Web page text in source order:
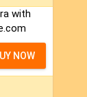
with
NOW